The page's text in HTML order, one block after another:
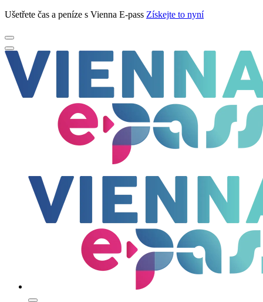
Ušetřete čas a peníze s Vienna E-pass Získejte to nyní